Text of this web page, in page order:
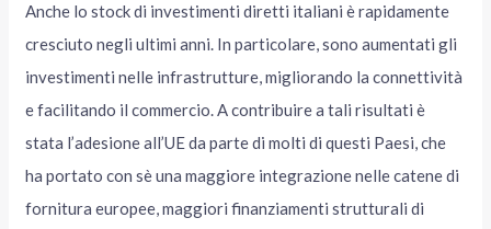
Anche lo stock di investimenti diretti italiani è rapidamente
cresciuto negli ultimi anni. In particolare, sono aumentati gli
investimenti nelle infrastrutture, migliorando la connettività
e facilitando il commercio. A contribuire a tali risultati è
stata l’adesione all’UE da parte di molti di questi Paesi, che
ha portato con sè una maggiore integrazione nelle catene di
fornitura europee, maggiori finanziamenti strutturali di